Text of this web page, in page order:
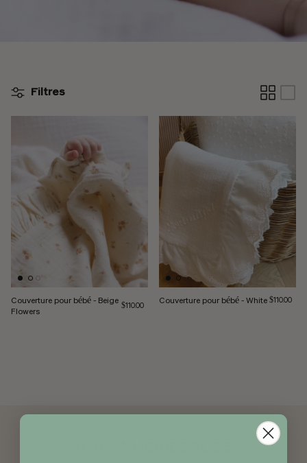
Filtres
Couverture pour bébé - Beige
Flowers
Prix régulier
$110.00 Couverture pour bébé - White Prix
$110.00